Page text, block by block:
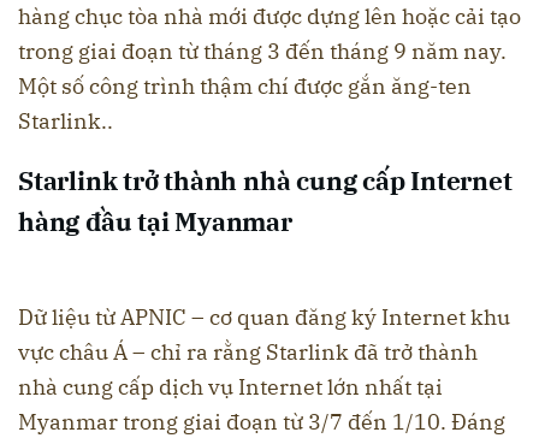
hàng chục tòa nhà mới được dựng lên hoặc cải tạo
trong giai đoạn từ tháng 3 đến tháng 9 năm nay.
Một số công trình thậm chí được gắn ăng-ten
Starlink..
Starlink trở thành nhà cung cấp Internet
hàng đầu tại Myanmar
Dữ liệu từ APNIC – cơ quan đăng ký Internet khu
vực châu Á – chỉ ra rằng Starlink đã trở thành
nhà cung cấp dịch vụ Internet lớn nhất tại
Myanmar trong giai đoạn từ 3/7 đến 1/10. Đáng